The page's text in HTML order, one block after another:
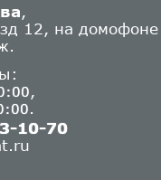
12, на домофоне
10-70